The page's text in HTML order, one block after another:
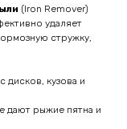
(Iron Remover)
удаляет
стружку,
дисков, кузова и
дают рыжие пятна и